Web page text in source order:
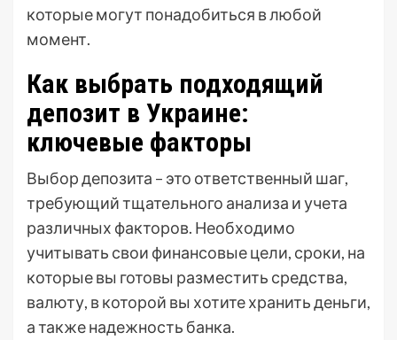
которые могут понадобиться в любой
момент.
Как выбрать подходящий
депозит в Украине:
ключевые факторы
Выбор депозита – это ответственный шаг,
требующий тщательного анализа и учета
различных факторов. Необходимо
учитывать свои финансовые цели, сроки, на
которые вы готовы разместить средства,
валюту, в которой вы хотите хранить деньги,
а также надежность банка.